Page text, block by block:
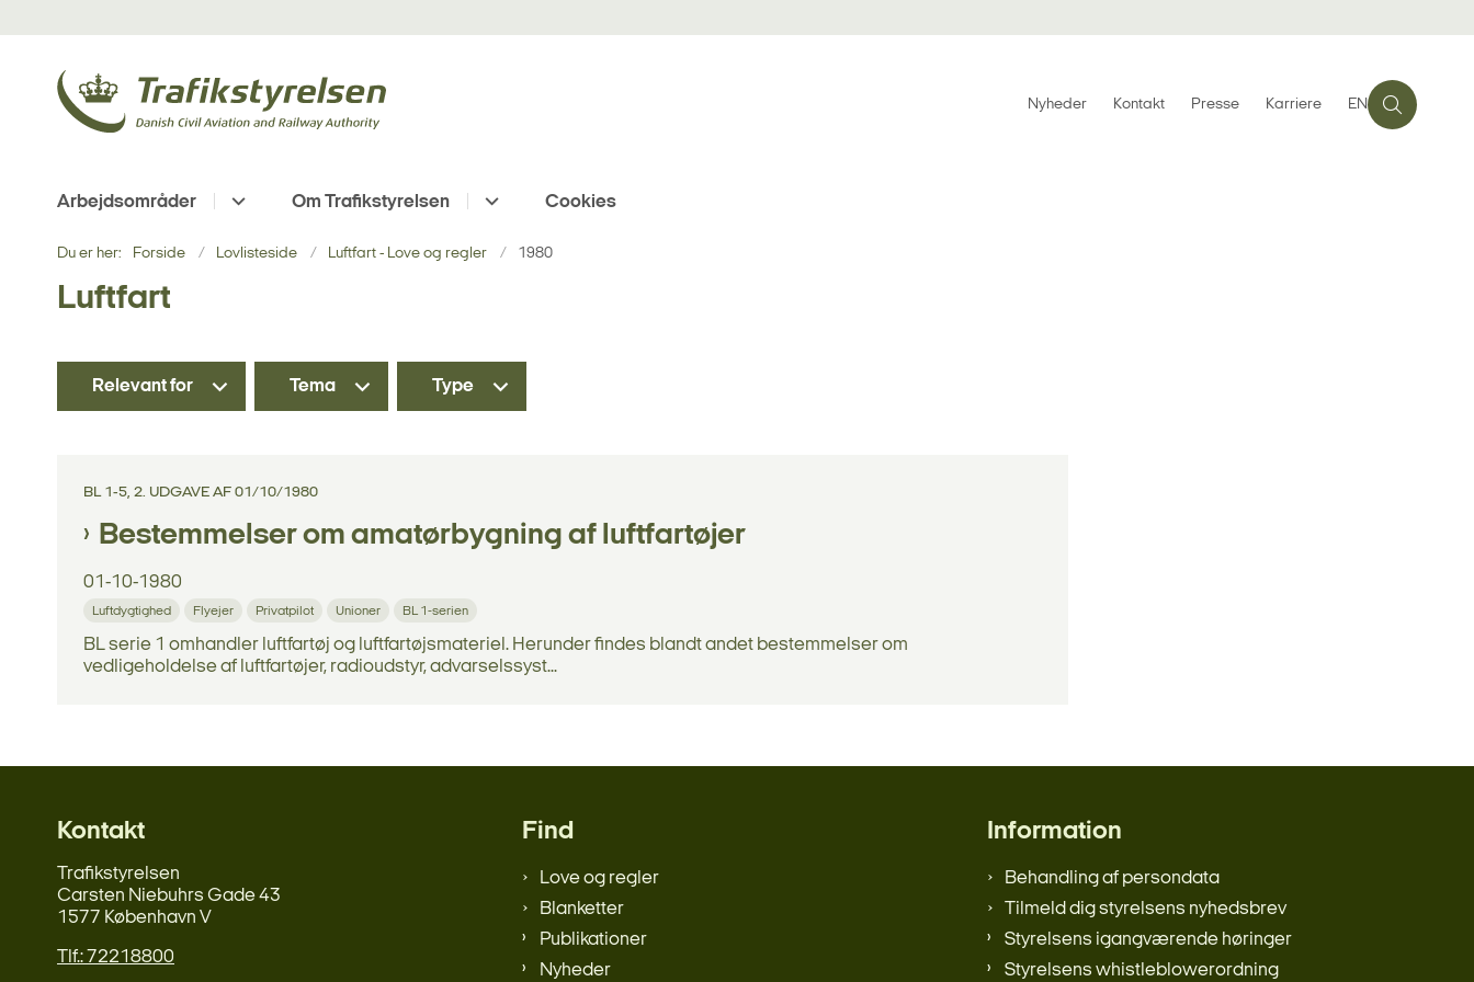
Nyheder Kontakt Presse Karriere EN
Arbejdsområder Om Trafikstyrelsen Cookies
Du er her: Forside Lovlisteside Luftfart - Love og regler 1980
Luftfart
Relevant for Tema Type
BL 1-5, 2. UDGAVE AF 01/10/1980
Bestemmelser om amatørbygning af luftfartøjer
01-10-1980
Luftdygtighed Flyejer Privatpilot Unioner BL 1-serien
BL serie 1 omhandler luftfartøj og luftfartøjsmateriel. Herunder findes blandt andet bestemmelser om
vedligeholdelse af luftfartøjer, radioudstyr, advarselssyst...
Kontakt
Trafikstyrelsen
Carsten Niebuhrs Gade 43
1577 København V
Tlf.: 72218800
Find
Love og regler
Blanketter
Publikationer
Nyheder
Information
Behandling af persondata
Tilmeld dig styrelsens nyhedsbrev
Styrelsens igangværende høringer
Styrelsens whistleblowerordning